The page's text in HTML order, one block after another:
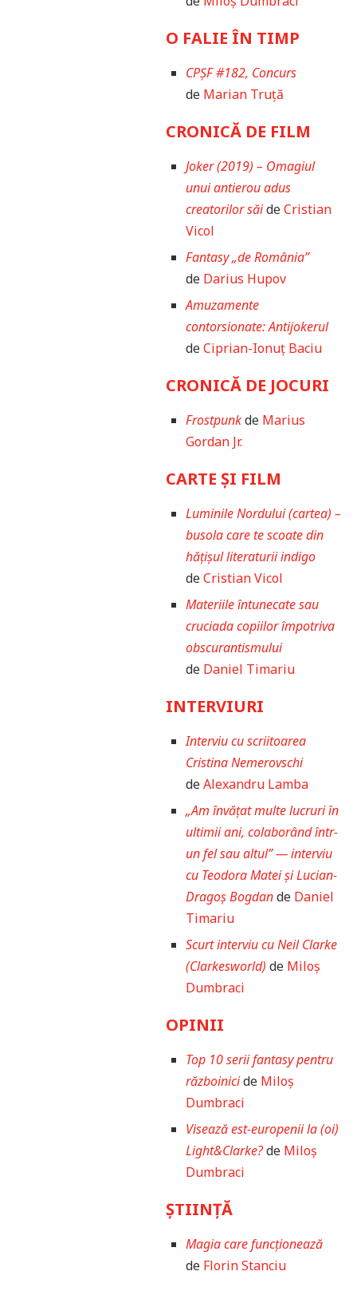
O FALIE ÎN TIMP
CPȘF #182, Concurs
de Marian Truță
CRONICĂ DE FILM
Joker (2019) – Omagiul
unui antierou adus
creatorilor săideCristian
Vicol
Fantasy „de România”
de Darius Hupov
Amuzamente
contorsionate: Antijokerul
deCiprian-Ionuț Baciu
CRONICĂ DE JOCURI
Frostpunkde Marius
Gordan Jr.
CARTE ȘI FILM
Luminile Nordului (cartea) –
busola care te scoate din
hățișul literaturii indigo
deCristian Vicol
Materiile întunecate sau
cruciada copiilor împotriva
obscurantismului
de Daniel Timariu
INTERVIURI
Interviu cu scriitoarea
Cristina Nemerovschi
deAlexandru Lamba
„Am învățat multe lucruri în
ultimii ani, colaborând într-
un fel sau altul” — interviu
cu Teodora Matei și Lucian-
Dragoș Bogdande Daniel
Timariu
Scurt interviu cu Neil Clarke
(Clarkesworld) de Miloș
Dumbraci
OPINII
Top 10 serii fantasy pentru
războinicide Miloș
Dumbraci
Visează est-europenii la (oi)
Light&Clarke?de Miloș
Dumbraci
ȘTIINȚĂ
Magia care funcționează
de Florin Stanciu